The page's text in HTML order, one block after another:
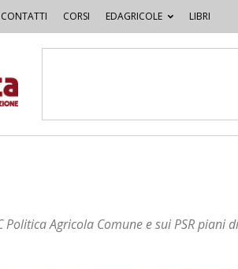
CONTATTI CORSI EDAGRICOLE LIBRI
Agricola Comune e sui PSR piani